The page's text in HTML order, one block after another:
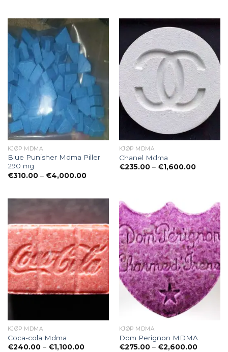
KJØP MDMA
Blue Punisher Mdma Piller
290 mg
€310.00 – €4,000.00Preisspanne:
KJØP MDMA
Chanel Mdma
€235.00 – €1,600.00
KJØP MDMA
Coca-cola Mdma
€240.00 – €1,100.00Preisspanne:
KJØP MDMA
Dom Perignon MDMA
€275.00 – €2,600.00